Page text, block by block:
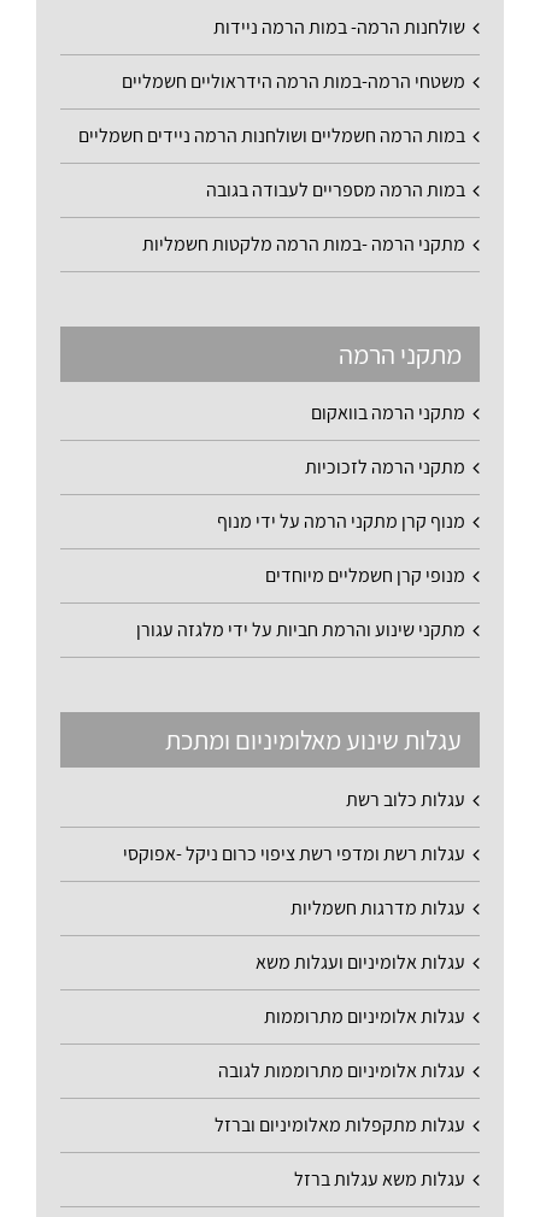
שולחנות הרמה- במות הרמה ניידות
משטחי הרמה-במות הרמה הידראוליים חשמליים
במות הרמה חשמליים ושולחנות הרמה ניידים חשמליים
במות הרמה מספריים לעבודה בגובה
מתקני הרמה -במות הרמה מלקטות חשמליות
מתקני הרמה
מתקני הרמה בוואקום
מתקני הרמה לזכוכיות
מנוף קרן מתקני הרמה על ידי מנוף
מנופי קרן חשמליים מיוחדים
מתקני שינוע והרמת חביות על ידי מלגזה עגורן
עגלות שינוע מאלומיניום ומתכת
עגלות כלוב רשת
עגלות רשת ומדפי רשת ציפוי כרום ניקל -אפוקסי
עגלות מדרגות חשמליות
עגלות אלומיניום ועגלות משא
עגלות אלומיניום מתרוממות
עגלות אלומיניום מתרוממות לגובה
עגלות מתקפלות מאלומיניום וברזל
עגלות משא עגלות ברזל